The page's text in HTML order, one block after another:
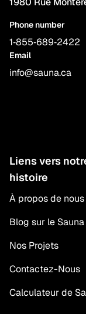
Phone number
1‑855‑689‑2422
Email
info@sauna.ca
Liens vers
histoire
À propos de nous
Blog sur le Sauna
Nos Projets
Contactez-Nous
Calculateur de